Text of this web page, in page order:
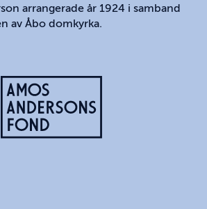
arrangerade år 1924 i samband
av Åbo domkyrka.